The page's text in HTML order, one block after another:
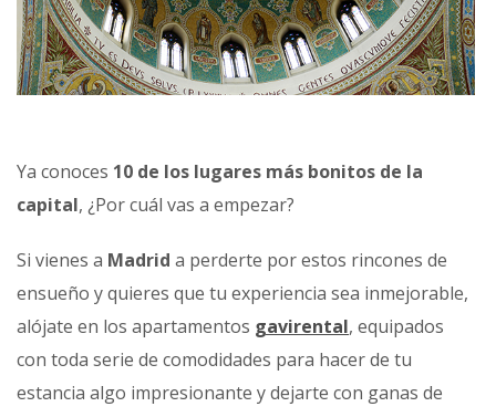
Ya conoces 10 de los lugares más bonitos de la
capital, ¿Por cuál vas a empezar?
Si vienes a Madrid a perderte por estos rincones de
ensueño y quieres que tu experiencia sea inmejorable,
alójate en los apartamentos gavirental, equipados
con toda serie de comodidades para hacer de tu
estancia algo impresionante y dejarte con ganas de